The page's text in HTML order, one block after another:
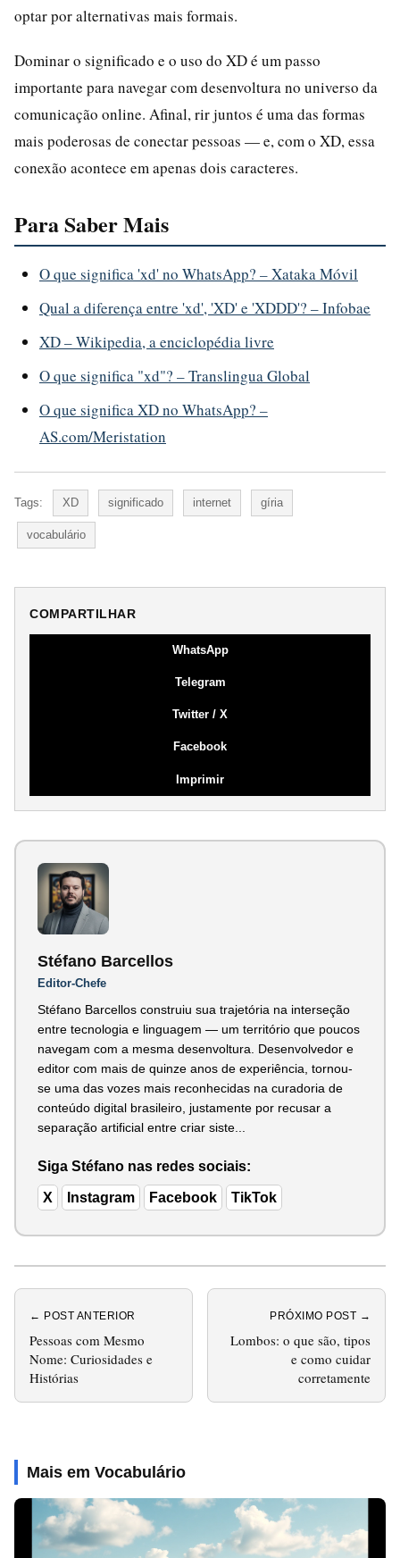
optar por alternativas mais formais.
Dominar o significado e o uso do XD é um passo
importante para navegar com desenvoltura no universo da
comunicação online. Afinal, rir juntos é uma das formas
mais poderosas de conectar pessoas — e, com o XD, essa
conexão acontece em apenas dois caracteres.
Para Saber Mais
O que significa 'xd' no WhatsApp? – Xataka Móvil
Qual a diferença entre 'xd', 'XD' e 'XDDD'? – Infobae
XD – Wikipedia, a enciclopédia livre
O que significa "xd"? – Translingua Global
O que significa XD no WhatsApp? –
AS.com/Meristation
Tags: XD significado internet gíria
vocabulário
COMPARTILHAR
WhatsApp
Telegram
Twitter / X
Facebook
Imprimir
Stéfano Barcellos
Editor-Chefe
Stéfano Barcellos construiu sua trajetória na interseção
entre tecnologia e linguagem — um território que poucos
navegam com a mesma desenvoltura. Desenvolvedor e
editor com mais de quinze anos de experiência, tornou-
se uma das vozes mais reconhecidas na curadoria de
conteúdo digital brasileiro, justamente por recusar a
separação artificial entre criar siste...
Siga Stéfano nas redes sociais:
X Instagram Facebook TikTok
← POST ANTERIOR
Pessoas com Mesmo
Nome: Curiosidades e
Histórias
PRÓXIMO POST →
Lombos: o que são, tipos
e como cuidar
corretamente
Mais em Vocabulário